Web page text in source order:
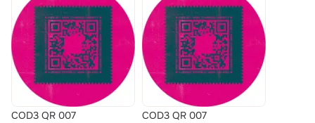
COD3 QR 007 COD3 QR 007